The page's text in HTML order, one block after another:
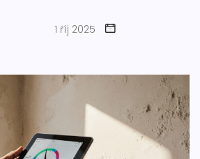
1 říj 2025